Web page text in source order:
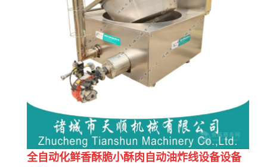
全自动化鲜香酥脆小酥肉自动油炸线设备设备